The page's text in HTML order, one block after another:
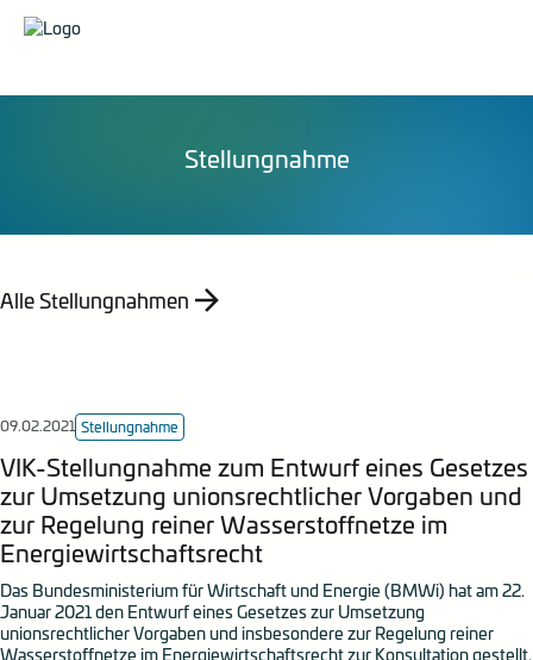
Mitteilungen
Empfehlung
Stellungnahme
Alle Stellungnahmen
09.02.2021 Stellungnahme
VIK-Stellungnahme zum Entwurf eines Gesetzes
zur Umsetzung unionsrechtlicher Vorgaben und
zur Regelung reiner Wasserstoffnetze im
Energiewirtschaftsrecht
Das Bundesministerium für Wirtschaft und Energie (BMWi) hat am 22.
Januar 2021 den Entwurf eines Gesetzes zur Umsetzung
unionsrechtlicher Vorgaben und insbesondere zur Regelung reiner
Wasserstoffnetze im Energiewirtschaftsrecht zur Konsultation gestellt.